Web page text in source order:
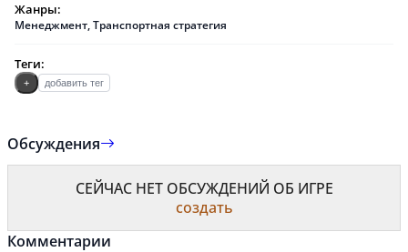
Жанры:
Менеджмент,Транспортная стратегия
Теги:
+ добавить тег
Обсуждения
СЕЙЧАС НЕТ ОБСУЖДЕНИЙ ОБ ИГРЕ
создать
Комментарии